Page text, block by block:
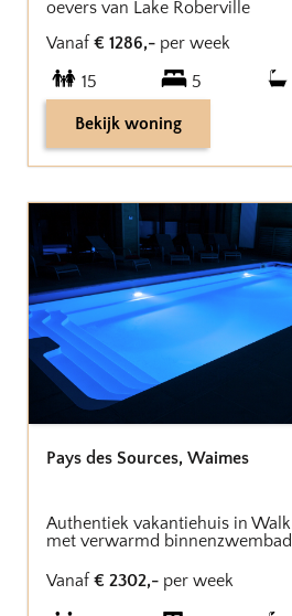
oevers van Lake Roberville
Vanaf € 1286,- per week
15
5
Bekijk woning
Pays des Sources, Waimes
Authentiek vakantiehuis in Walk
met verwarmd binnenzwembad
Vanaf € 2302,- per week